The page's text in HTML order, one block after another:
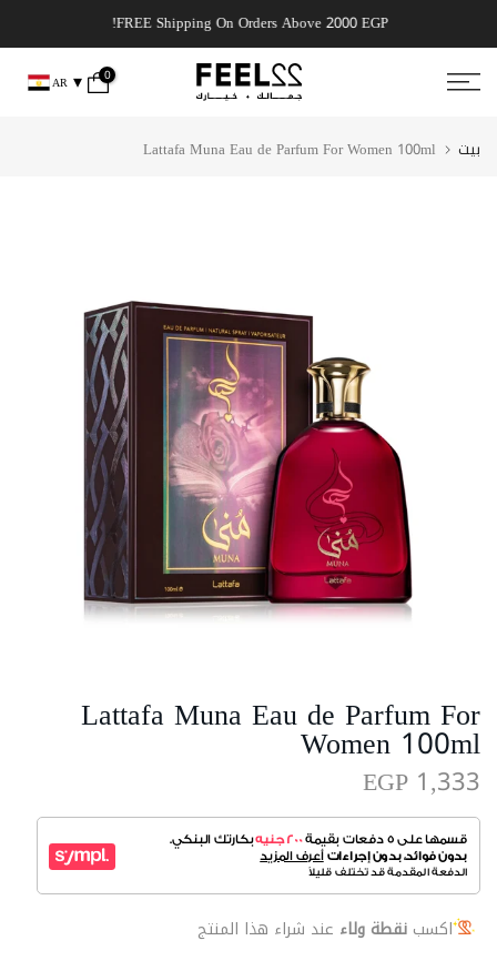
إلى
المحتوى
FREE Shipping On Orders Above 2000 EGP!
0
AR
بيت Lattafa Muna Eau de Parfum For Women 100ml
Lattafa Muna Eau de Parfum For
Women 100ml
EGP 1,333
اكسب نقطة ولاء عند شراء هذا المنتج